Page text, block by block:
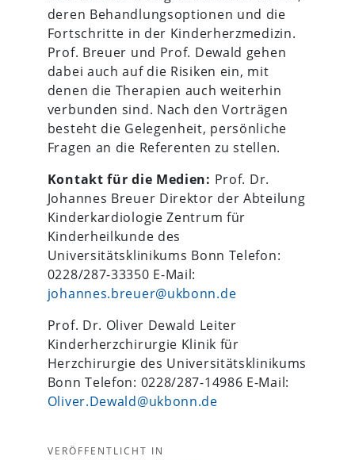
deren Behandlungsoptionen und die
Fortschritte in der Kinderherzmedizin.
Prof. Breuer und Prof. Dewald gehen
dabei auch auf die Risiken ein, mit
denen die Therapien auch weiterhin
verbunden sind. Nach den Vorträgen
besteht die Gelegenheit, persönliche
Fragen an die Referenten zu stellen.
Kontakt für die Medien: Prof. Dr.
Johannes Breuer Direktor der Abteilung
Kinderkardiologie Zentrum für
Kinderheilkunde des
Universitätsklinikums Bonn Telefon:
0228/287-33350 E-Mail:
johannes.breuer@ukbonn.de
Prof. Dr. Oliver Dewald Leiter
Kinderherzchirurgie Klinik für
Herzchirurgie des Universitätsklinikums
Bonn Telefon: 0228/287-14986 E-Mail:
Oliver.Dewald@ukbonn.de
VERÖFFENTLICHT IN